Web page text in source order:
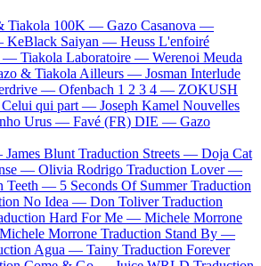
Tiakola 100K — Gazo Casanova —
KeBlack Saiyan — Heuss L'enfoiré
— Tiakola Laboratoire — Werenoi Meuda
& Tiakola Ailleurs — Josman Interlude
— Ofenbach 1 2 3 4 — ZOKUSH
Celui qui part — Joseph Kamel Nouvelles
Urus — Favé (FR) DIE — Gazo
James Blunt Traduction Streets — Doja Cat
— Olivia Rodrigo Traduction Lover —
Teeth — 5 Seconds Of Summer Traduction
No Idea — Don Toliver Traduction
Hard For Me — Michele Morrone
Michele Morrone Traduction Stand By —
Agua — Tainy Traduction Forever